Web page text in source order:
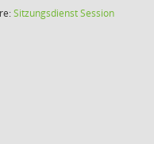
SitzungsdienstSession(Wird in